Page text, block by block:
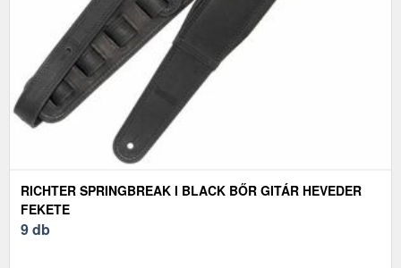
RICHTER SPRINGBREAK I BLACK BŐR GITÁR HEVEDER
FEKETE
9 db